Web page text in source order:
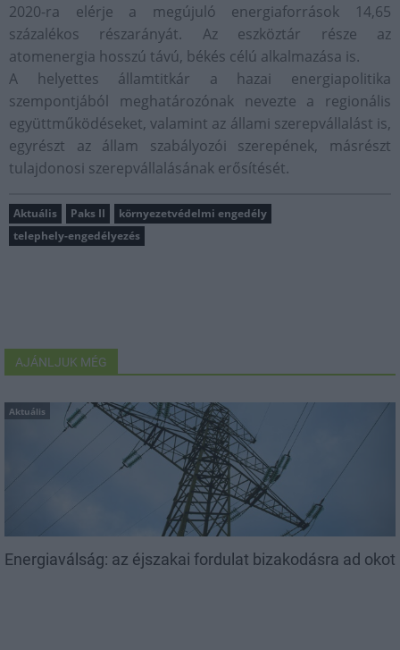
2020-ra elérje a megújuló energiaforrások 14,65
százalékos részarányát. Az eszköztár része az
atomenergia hosszú távú, békés célú alkalmazása is.
A helyettes államtitkár a hazai energiapolitika
szempontjából meghatározónak nevezte a regionális
együttműködéseket, valamint az állami szerepvállalást is,
egyrészt az állam szabályozói szerepének, másrészt
tulajdonosi szerepvállalásának erősítését.
Aktuális Paks II
környezetvédelmi engedély
telephely-engedélyezés
AJÁNLJUK MÉG
Aktuális
Energiaválság: az éjszakai fordulat bizakodásra ad okot